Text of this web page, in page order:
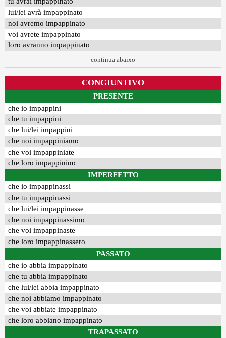
lui/lei avrà impappinato
noi avremo impappinato
voi avrete impappinato
loro avranno impappinato
continua abaixo
CONGIUNTIVO
PRESENTE
che io impappini
che tu impappini
che lui/lei impappini
che noi impappiniamo
che voi impappiniate
che loro impappinino
IMPERFETTO
che io impappinassi
che tu impappinassi
che lui/lei impappinasse
che noi impappinassimo
che voi impappinaste
che loro impappinassero
PASSATO
che io abbia impappinato
che tu abbia impappinato
che lui/lei abbia impappinato
che noi abbiamo impappinato
che voi abbiate impappinato
che loro abbiano impappinato
TRAPASSATO